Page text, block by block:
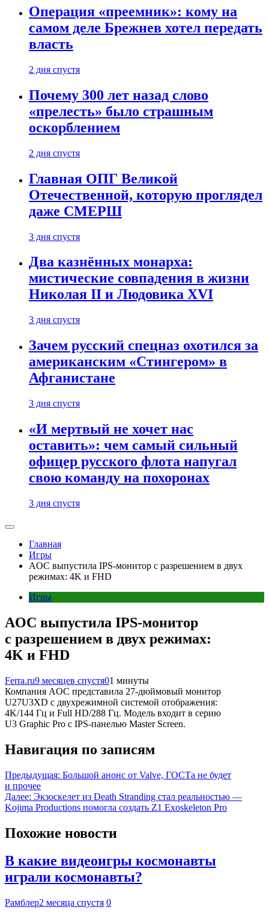
Операция «преемник»: кому на
самом деле Брежнев хотел передать
власть
2 дня спустя
Почему 300 лет назад слово
«прелесть» было страшным
оскорблением
2 дня спустя
Главная ОПГ Великой
Отечественной, которую проглядел
даже СМЕРШ
3 дня спустя
Два казнённых монарха:
мистические совпадения в жизни
Николая II и Людовика XVI
3 дня спустя
Зачем русский спецназ охотился за
американским «Стингером» в
Афганистане
3 дня спустя
«И мертвый не хочет нас
оставить»: чем самый сильный
офицер русского флота напугал
свою команду на похоронах
3 дня спустя
Главная
Игры
AOC выпустила IPS-монитор с разрешением в двух
режимах: 4K и FHD
Игры
AOC выпустила IPS-монитор
с разрешением в двух режимах:
4K и FHD
Ferra.ru9 месяцев спустя01 минуты
Компания AOC представила 27-дюймовый монитор
U27U3XD с двухрежимной системой отображения:
4K/144 Гц и Full HD/288 Гц. Модель входит в серию
U3 Graphic Pro с IPS-панелью Master Screen.
Навигация по записям
Предыдущая: Большой анонс от Valve, ГОСТа не будет
и прочее
Далее: Экзоскелет из Death Stranding стал реальностью —
Kojima Productions помогла создать Z1 Exoskeleton Pro
Похожие новости
В какие видеоигры космонавты
играли космонавты?
Рамблер2 месяца спустя 0